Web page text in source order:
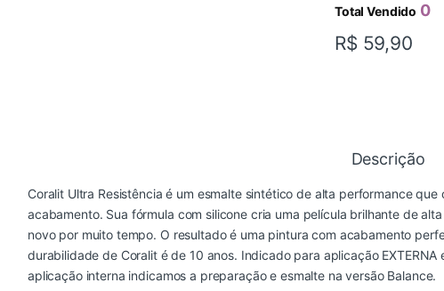
Total Vendido 0
R$ 59,90
Descrição
Coralit Ultra Resistência é um esmalte sintético de alta performance
acabamento. Sua fórmula com silicone cria uma película brilhante de
novo por muito tempo. O resultado é uma pintura com acabamento
durabilidade de Coralit é de 10 anos. Indicado para aplicação
aplicação interna indicamos a preparação e esmalte na versão Balance.